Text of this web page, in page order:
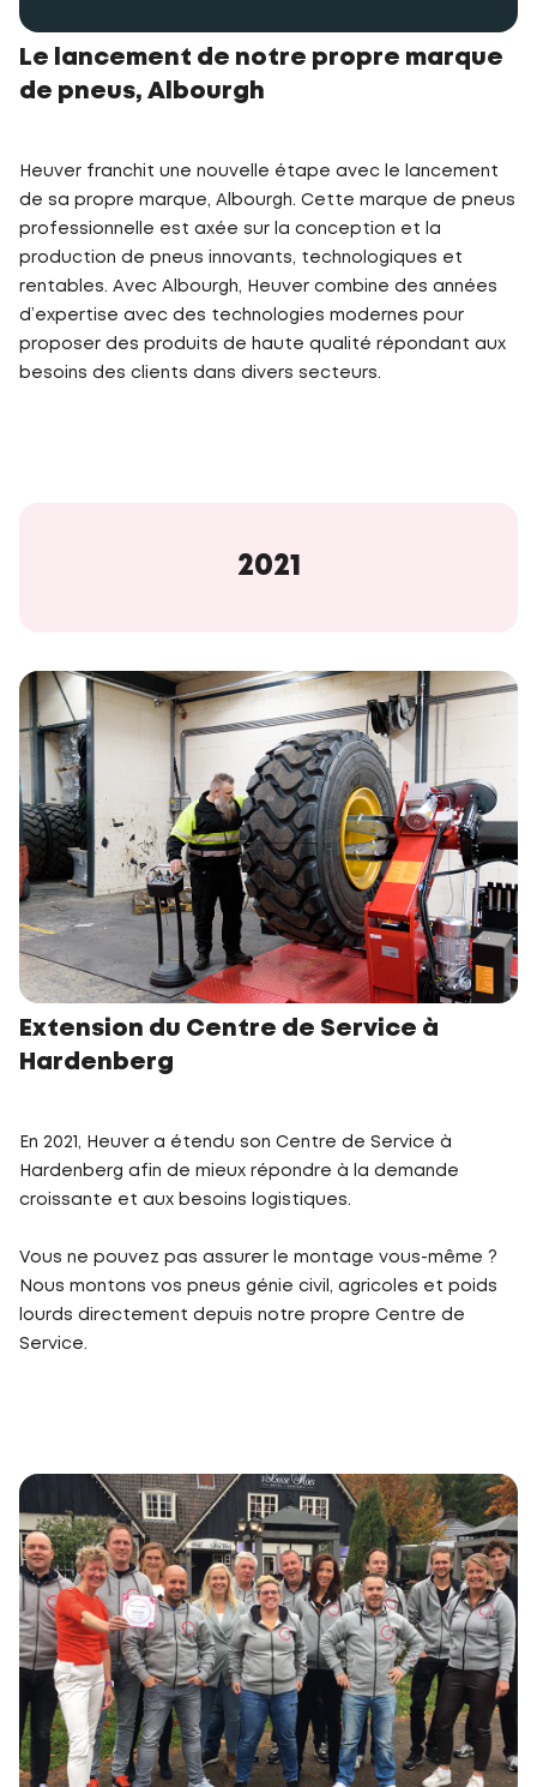
Le lancement de notre propre marque
de pneus, Albourgh
Heuver franchit une nouvelle étape avec le lancement
de sa propre marque, Albourgh. Cette marque de pneus
professionnelle est axée sur la conception et la
production de pneus innovants, technologiques et
rentables. Avec Albourgh, Heuver combine des années
d’expertise avec des technologies modernes pour
proposer des produits de haute qualité répondant aux
besoins des clients dans divers secteurs.
2021
Extension du Centre de Service à
Hardenberg
En 2021, Heuver a étendu son Centre de Service à
Hardenberg afin de mieux répondre à la demande
croissante et aux besoins logistiques.
Vous ne pouvez pas assurer le montage vous-même ?
Nous montons vos pneus génie civil, agricoles et poids
lourds directement depuis notre propre Centre de
Service.